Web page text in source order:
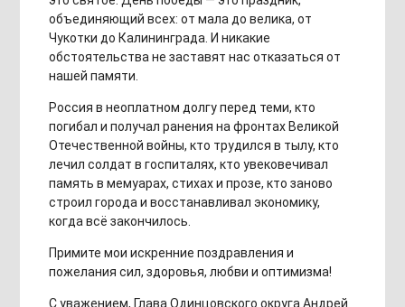
объединяющий всех: от мала до велика, от
Чукотки до Калининграда. И никакие
обстоятельства не заставят нас отказаться от
нашей памяти.
Россия в неоплатном долгу перед теми, кто
погибал и получал ранения на фронтах Великой
Отечественной войны, кто трудился в тылу, кто
лечил солдат в госпиталях, кто увековечивал
память в мемуарах, стихах и прозе, кто заново
строил города и восстанавливал экономику,
когда всё закончилось.
Примите мои искренние поздравления и
пожелания сил, здоровья, любви и оптимизма!
С уважением, Глава Одинцовского округа Андрей